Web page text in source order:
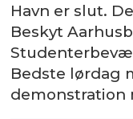
Havn er slut.
Beskyt
Bedste lørdag
demonstration